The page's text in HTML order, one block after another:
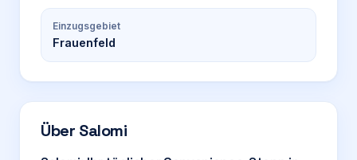
Einzugsgebiet
Frauenfeld
Über Salomi